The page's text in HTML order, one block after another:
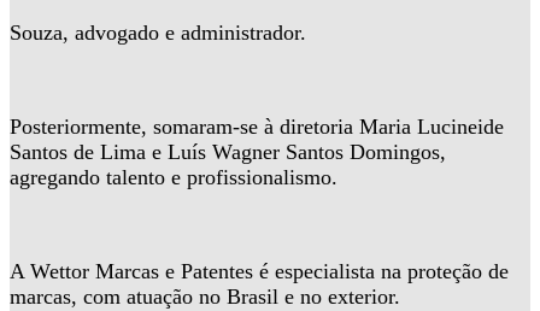
Souza, advogado e administrador.
Posteriormente, somaram-se à diretoria Maria Lucineide
Santos de Lima e Luís Wagner Santos Domingos,
agregando talento e profissionalismo.
A Wettor Marcas e Patentes é especialista na proteção de
marcas, com atuação no Brasil e no exterior.